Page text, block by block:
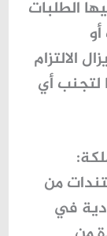
الطلبات
الالتزام
لتجنب أي
:
من
في